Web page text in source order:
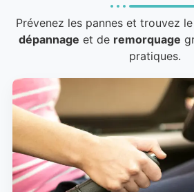
Prévenez les pannes et trouvez
dépannage et de remorquage
pratiques.